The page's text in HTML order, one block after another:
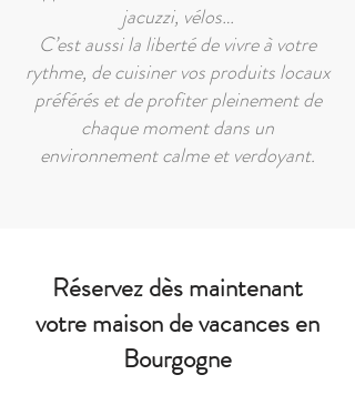
jacuzzi, vélos…
C’est aussi la liberté de vivre à votre
rythme, de cuisiner vos produits locaux
préférés et de profiter pleinement de
chaque moment dans un
environnement calme et verdoyant.
Réservez dès maintenant
votre maison de vacances en
Bourgogne